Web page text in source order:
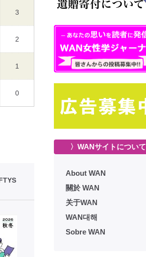
3
2
1
0
〉WANサイトについて
About WAN
關於 WAN
关于WAN
WAN대해
Sobre WAN